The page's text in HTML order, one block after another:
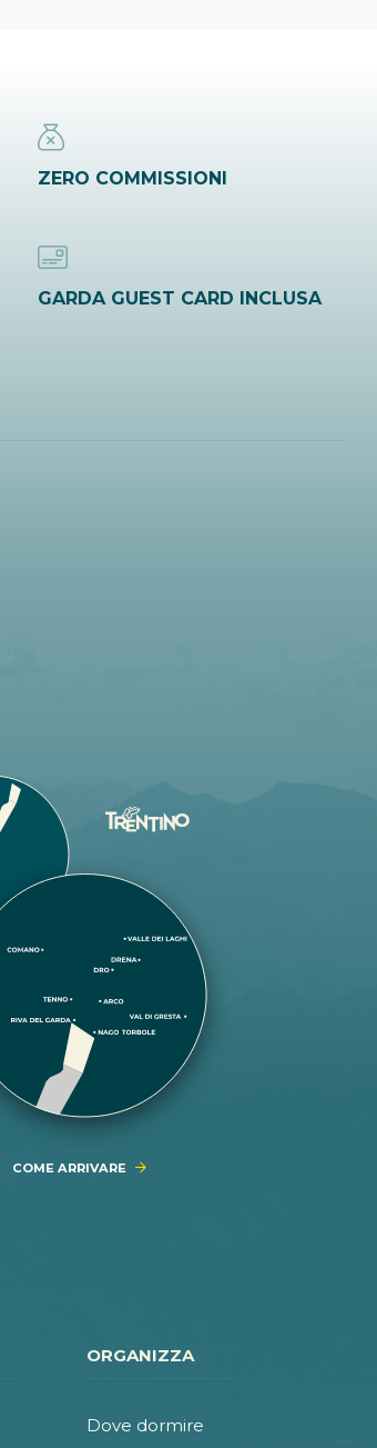
ZERO COMMISSIONI
GARDA GUEST CARD INCLUSA
COME ARRIVARE
ORGANIZZA
Dove dormire